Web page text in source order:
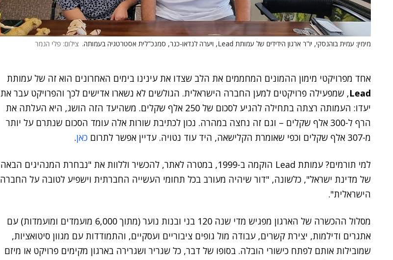
מימין: עמית בוהנסקי, יו"ר ארגון הידידים של עמותת Lead, ויערה לנדאו-כנר, סמנכ"לית אסטרטגיה בעמותה. צילום: פלי הנמר
אחד מפרויקטי מימון ההמונים המחממים את הלב שצדו את עינינו בימים האחרונים הוא זה של עמותת
Lead, שמפעילה פרויקטים למען החברה הישראלית. הגולשים לא נשארו אדישים לכך והפרויקט עבר את
יעדו: העמותה רצתה בתחילה להגיע לסכום של 250 אלף שקלים. משהיעד הזה הושג, היא העלתה את
הרף ל-300 אלף שקלים – וגם זה נחצה במהרה. נכון לכתיבת שורות אלה עומד הסכום שנתרם על יותר
מ-307 אלף שקלים וכפי שאומרת הקלישאה, היד עוד נטויה. עדיין אפשר לתרום
כאן.
למי תורמים? עמותת Lead הוקמה ב-1999, במטרה לאתר, להכשיר וללוות את "נבחרת המנהיגים הבאה
של מדינת ישראל", כלשונה, "דור שיהיה מעורב בכל תחומי העשייה החברתית וישפיע לטובה על החברה
הישראלית".
מסלול ההכשרה של הארגון מפגיש מדי שנה 120 בני ובנות נוער (מתוך 6,000 מועמדים ומועמדות) עם
אתגרים ודילמות, יצירת קשרים, עבודה מול גופים ציבוריים ועסקיים, והתמודדות עם מגוון סיטואציות,
שמובילות אותם לפתח כישורי הובלה. בסופו של דבר, כל שגריר ושגרירה בארגון מקימים פרויקט או מיזם